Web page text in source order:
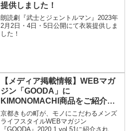
提供しました！
朗読劇『武士とジェントルマン』2023年
2月2日・4日・5日公開にて衣装提供しま
した！
【メディア掲載情報】WEBマガ
ジン「GOODA」に
KIMONOMACHI商品をご紹介い
ただきました！
京都きもの町が、モノにこだわるメンズ
ライフスタイルWEBマガジン
『GOODA』2020.1 vol.51に紹介されま